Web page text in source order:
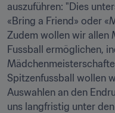
auszuführen: "Dies
«Bring a Friend» oder
Zudem wollen wir allen
Fussball ermöglichen,
Spitzenfussball wollen
Auswahlen an den
uns langfristig unter